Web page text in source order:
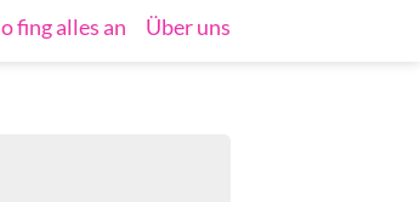
fing alles an Über uns